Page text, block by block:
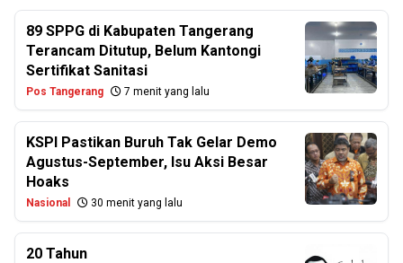
89 SPPG di Kabupaten Tangerang
Terancam Ditutup, Belum Kantongi
Sertifikat Sanitasi
Pos Tangerang 7 menit yang lalu
KSPI Pastikan Buruh Tak Gelar Demo
Agustus-September, Isu Aksi Besar
Hoaks
Nasional 30 menit yang lalu
20 Tahun